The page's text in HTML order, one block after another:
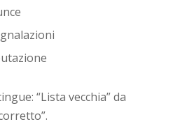
“Lista vecchia” da